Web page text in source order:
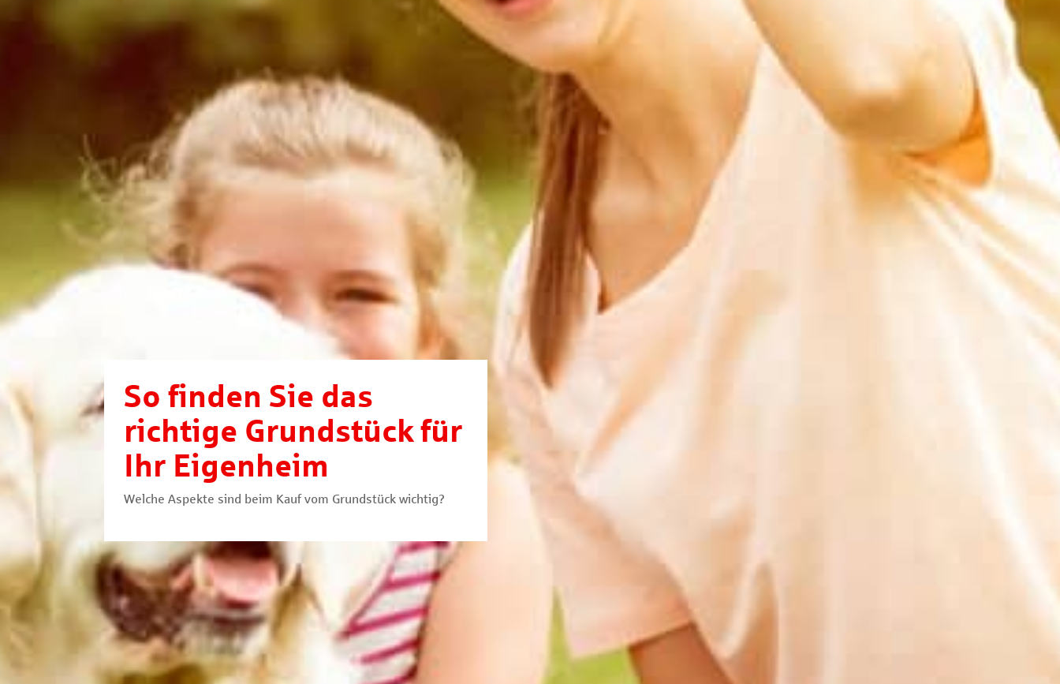
So finden Sie das
richtige Grundstück für
Ihr Eigenheim
Welche Aspekte sind beim Kauf vom Grundstück wichtig?